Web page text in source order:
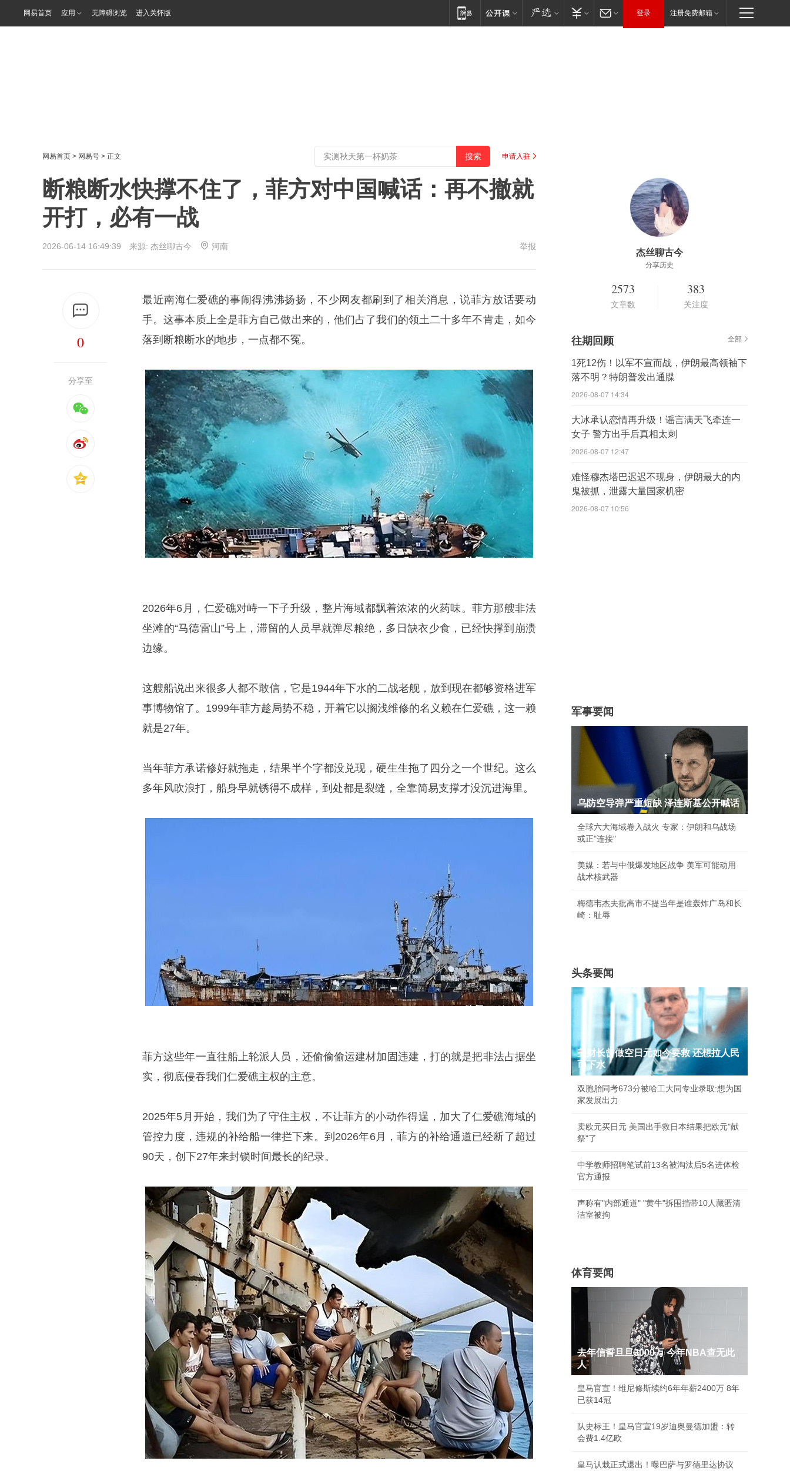
网易首页 应用 无障碍浏览 进入关怀版 登录 注册免费邮箱
网易首页 > 网易号 > 正文 申请入驻
断粮断水快撑不住了，菲方对中国喊话：再不撤就
开打，必有一战
2026-06-14 16:49:39 来源: 杰丝聊古今 河南 举报
0
分享至
最近南海仁爱礁的事闹得沸沸扬扬，不少网友都刷到了相关消息，说菲方放话要动
手。这事本质上全是菲方自己做出来的，他们占了我们的领土二十多年不肯走，如今
落到断粮断水的地步，一点都不冤。
2026年6月，仁爱礁对峙一下子升级，整片海域都飘着浓浓的火药味。菲方那艘非法
坐滩的“马德雷山”号上，滞留的人员早就弹尽粮绝，多日缺衣少食，已经快撑到崩溃
边缘。
这艘船说出来很多人都不敢信，它是1944年下水的二战老舰，放到现在都够资格进军
事博物馆了。1999年菲方趁局势不稳，开着它以搁浅维修的名义赖在仁爱礁，这一赖
就是27年。
当年菲方承诺修好就拖走，结果半个字都没兑现，硬生生拖了四分之一个世纪。这么
多年风吹浪打，船身早就锈得不成样，到处都是裂缝，全靠简易支撑才没沉进海里。
菲方这些年一直往船上轮派人员，还偷偷偷运建材加固违建，打的就是把非法占据坐
实，彻底侵吞我们仁爱礁主权的主意。
2025年5月开始，我们为了守住主权，不让菲方的小动作得逞，加大了仁爱礁海域的
管控力度，违规的补给船一律拦下来。到2026年6月，菲方的补给通道已经断了超过
90天，创下27年来封锁时间最长的纪录。
杰丝聊古今
分享历史
2573
文章数
383
关注度
往期回顾 全部
1死12伤！以军不宣而战，伊朗最高领袖下
落不明？特朗普发出通牒
2026-08-07 14:34
大冰承认恋情再升级！谣言满天飞牵连一
女子 警方出手后真相太刺
2026-08-07 12:47
难怪穆杰塔巴迟迟不现身，伊朗最大的内
鬼被抓，泄露大量国家机密
2026-08-07 10:56
军事要闻
乌防空导弹严重短缺 泽连斯基公开喊话
全球六大海域卷入战火 专家：伊朗和乌战场
或正"连接"
美媒：若与中俄爆发地区战争 美军可能动用
战术核武器
梅德韦杰夫批高市不提当年是谁轰炸广岛和长
崎：耻辱
头条要闻
美财长曾做空日元如今要救 还想拉人民
币下水
双胞胎同考673分被哈工大同专业录取:想为国
家发展出力
卖欧元买日元 美国出手救日本结果把欧元"献
祭"了
中学教师招聘笔试前13名被淘汰后5名进体检
官方通报
声称有"内部通道" "黄牛"拆围挡带10人藏匿清
洁室被拘
体育要闻
去年信誓旦旦3000万 今年NBA查无此
人
皇马官宣！维尼修斯续约6年年薪2400万 8年
已获14冠
队史标王！皇马官宣19岁迪奥曼德加盟：转
会费1.4亿欧
皇马认栽正式退出！曝巴萨与罗德里达协议